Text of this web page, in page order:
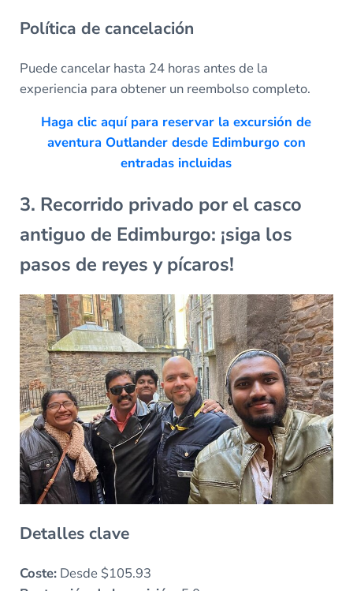
Política de cancelación
Puede cancelar hasta 24 horas antes de la
experiencia para obtener un reembolso completo.
Haga clic aquí para reservar la excursión de
aventura Outlander desde Edimburgo con
entradas incluidas
3. Recorrido privado por el casco
antiguo de Edimburgo: ¡siga los
pasos de reyes y pícaros!
Detalles clave
Coste:Desde $105.93